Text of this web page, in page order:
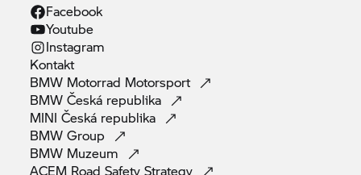
Facebook
Youtube
Instagram
Kontakt
BMW Motorrad Motorsport
BMW Česká republika
MINI Česká republika
BMWGroup
BMW Muzeum
ACEM Road SafetyStrategy